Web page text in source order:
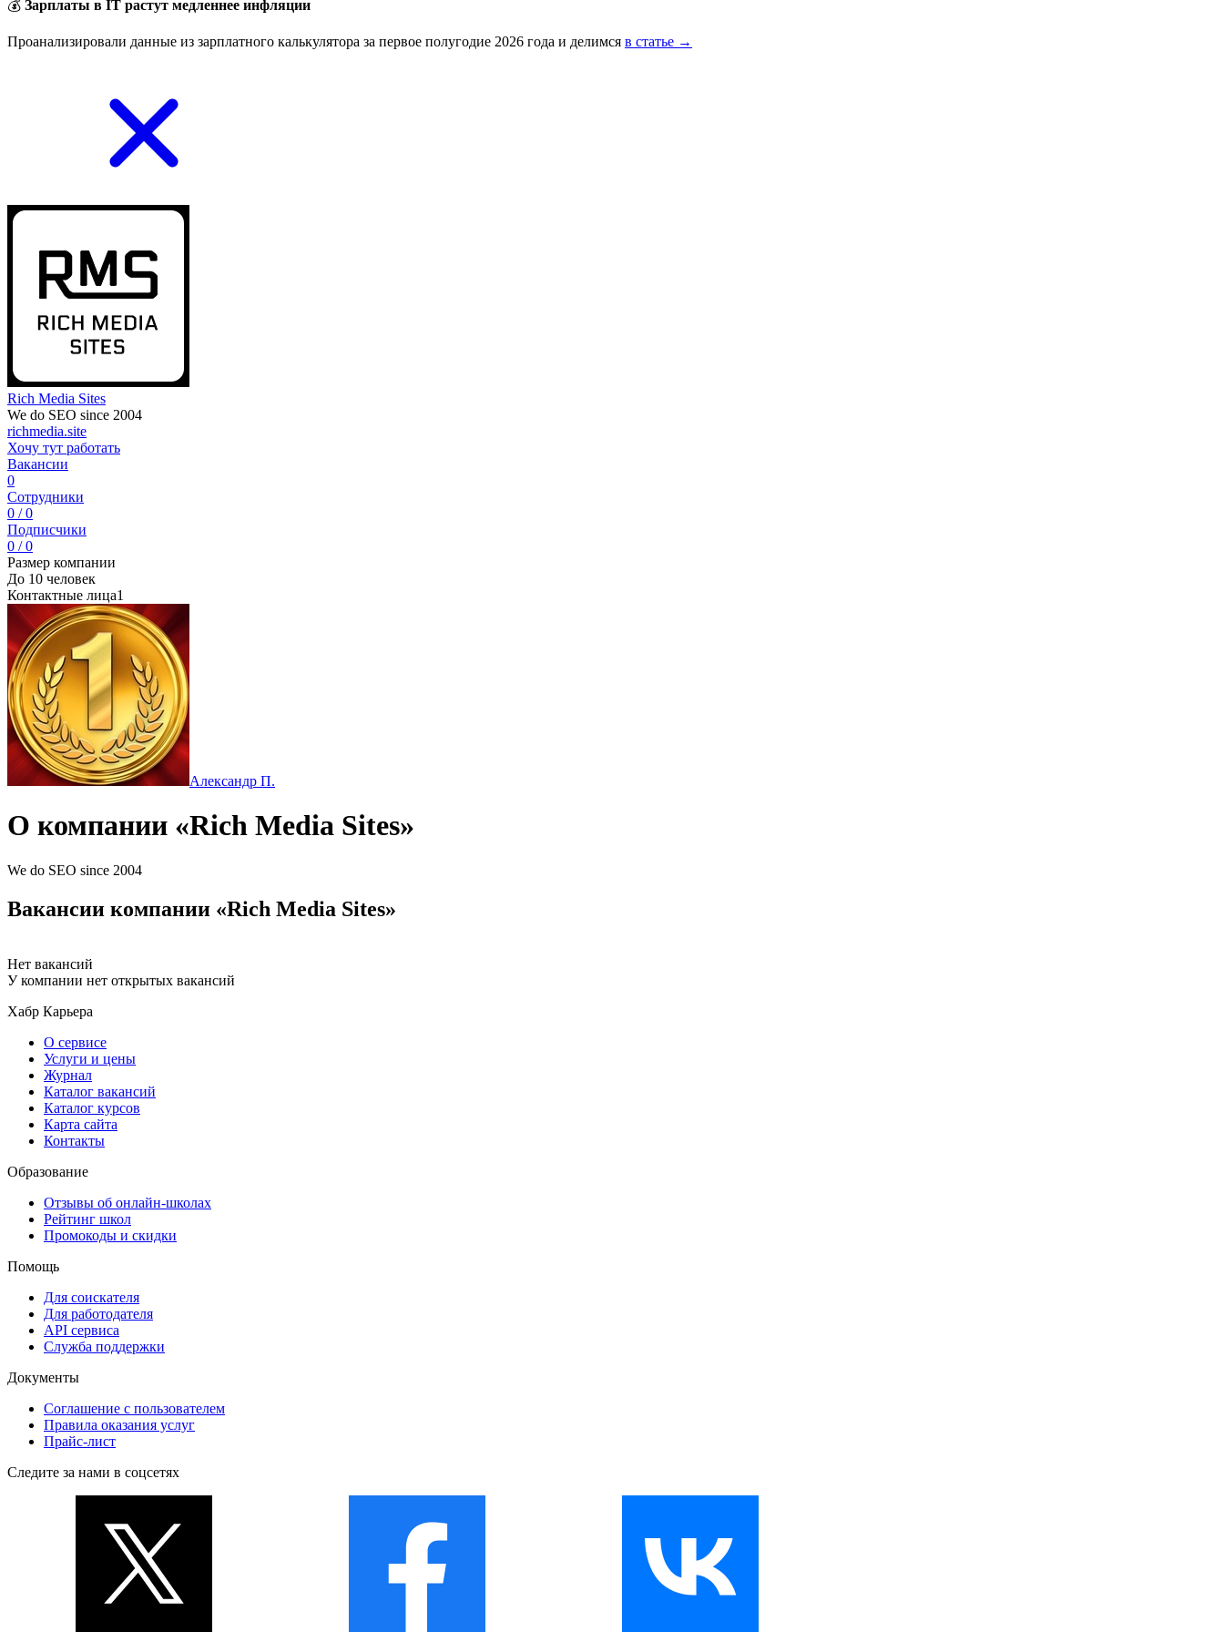
💰 Зарплаты в IT растут медленнее инфляции
Проанализировали данные из зарплатного калькулятора за первое полугодие 2026 года и делимся в статье →
Rich Media Sites
We do SEO since 2004
richmedia.site
Хочу тут работать
Вакансии
0
Сотрудники
0 / 0
Подписчики
0 / 0
Размер компании
До 10 человек
Контактные лица1
Александр П.
О компании «Rich Media Sites»
We do SEO since 2004
Вакансии компании «Rich Media Sites»
Нет вакансий
У компании нет открытых вакансий
Хабр Карьера
О сервисе
Услуги и цены
Журнал
Каталог вакансий
Каталог курсов
Карта сайта
Контакты
Образование
Отзывы об онлайн-школах
Рейтинг школ
Промокоды и скидки
Помощь
Для соискателя
Для работодателя
API сервиса
Служба поддержки
Документы
Соглашение с пользователем
Правила оказания услуг
Прайс-лист
Следите за нами в соцсетях